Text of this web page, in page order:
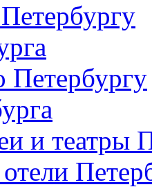
Петербургу
и театры